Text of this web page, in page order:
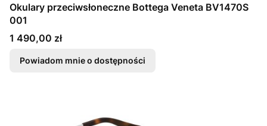
Okulary przeciwsłoneczne Bottega Veneta BV1470S
001
Cena
1 490,00 zł
Powiadom mnie o dostępności